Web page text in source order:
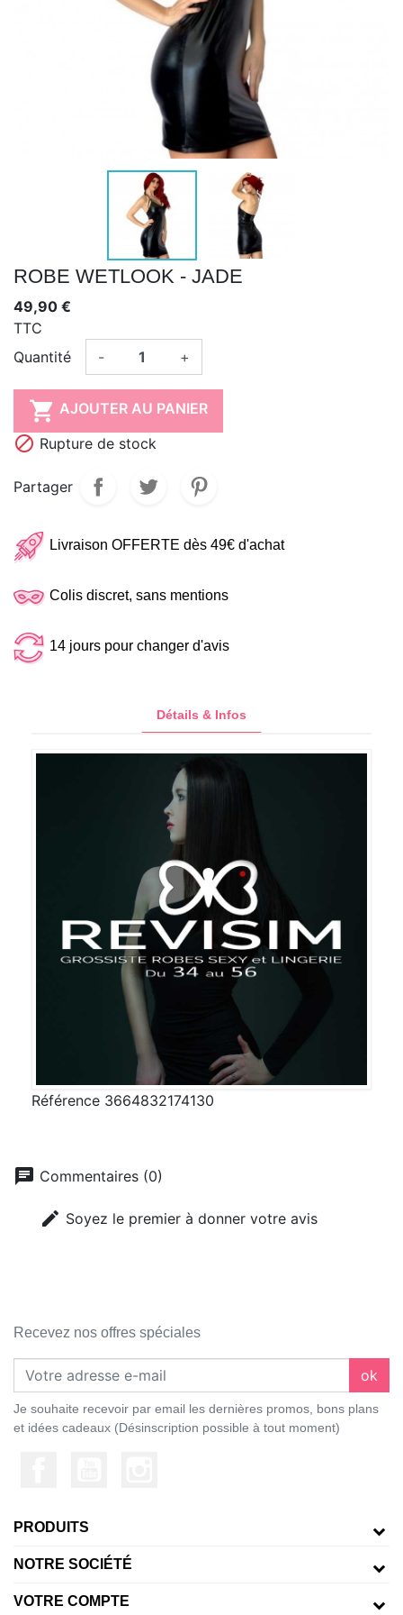
ROBE WETLOOK - JADE
49,90 €
TTC
Quantité
- +
 AJOUTER AU PANIER
 Rupture de stock
Partager
Livraison OFFERTE dès 49€ d'achat
Colis discret, sans mentions
14 jours pour changer d'avis
Détails & Infos
Référence 3664832174130
chat Commentaires (0)
edit Soyez le premier à donner votre avis
Recevez nos offres spéciales
ok
Je souhaite recevoir par email les dernières promos, bons plans
et idées cadeaux (Désinscription possible à tout moment)
PRODUITS
NOTRE SOCIÉTÉ
VOTRE COMPTE